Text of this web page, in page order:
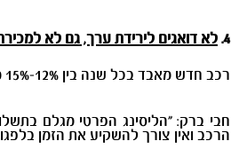
4. לא דואגים לירידת ערך, גם לא
רכב חדש מאבד בכל שנה בין 12%-15% מערכו. זה אומר שאחרי כשלוש שנים, הרכב מאבד כ-40% מערכו.
חבי ברק: "הליסינג הפרטי מגלם
הרכב ואין צורך להשקיע את הזמן